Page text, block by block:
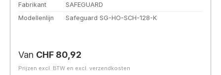
Fabrikant
SAFEGUARD
Modellenlijn
Safeguard SG-HO-SCH-128-K
Normale prijs:
Van CHF 80,92
Prijzen excl. BTW en excl. verzendkosten